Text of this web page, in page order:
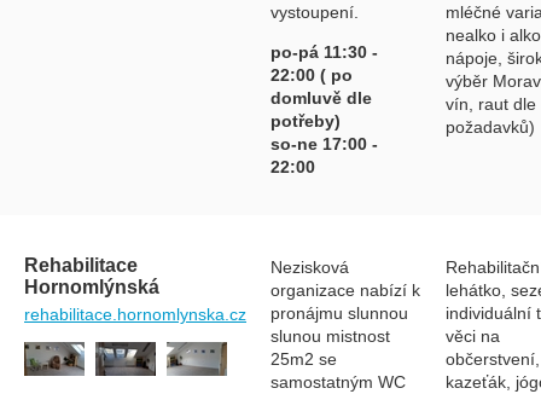
vystoupení.
po-pá 11:30 -
22:00 ( po
domluvě dle
potřeby)
so-ne 17:00 -
22:00
mléčné
nealko i alko
nápoje,
výběr
vín, raut dle
požadavků)
Rehabilitace
Hornomlýnská
rehabilitace.hornomlynska.cz
Nezisková
organizace nabízí k
pronájmu slunnou
slunou mistnost
25m2 se
samostatným WC
lehátko,
individuální
věci na
občerstvení,
kazeťák,